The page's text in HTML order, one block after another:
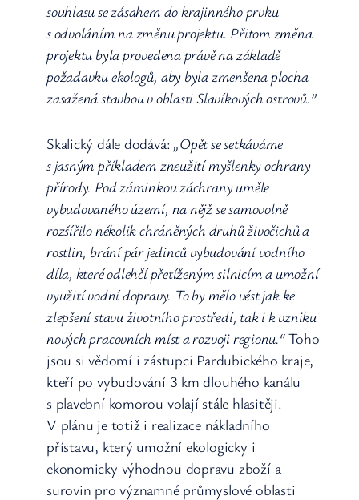
souhlasu se zásahem do krajinného prvku
s odvoláním na změnu projektu. Přitom změna
projektu byla provedena právě na základě
požadavku ekologů, aby byla zmenšena plocha
zasažená stavbou v oblasti Slavíkových ostrovů.”
Skalický dále dodává: „Opět se setkáváme
s jasným příkladem zneužití myšlenky ochrany
přírody. Pod záminkou záchrany uměle
vybudovaného území, na nějž se samovolně
rozšířilo několik chráněných druhů živočichů a
rostlin, brání pár jedinců vybudování vodního
díla, které odlehčí přetíženým silnicím a umožní
využití vodní dopravy. To by mělo vést jak ke
zlepšení stavu životního prostředí, tak i k vzniku
nových pracovních míst a rozvoji regionu.“Toho
jsou si vědomí i zástupci Pardubického kraje,
kteří po vybudování 3 km dlouhého kanálu
s plavební komorou volají stále hlasitěji.
V plánu je totiž i realizace nákladního
přístavu, který umožní ekologicky i
ekonomicky výhodnou dopravu zboží a
surovin pro významné průmyslové oblasti